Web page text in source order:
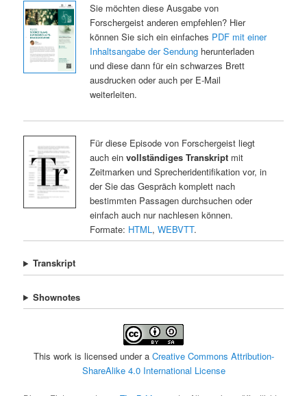
Sie möchten diese Ausgabe von
Forschergeist anderen empfehlen? Hier
können Sie sich ein einfaches PDF mit einer
Inhaltsangabe der Sendungherunterladen
und diese dann für ein schwarzes Brett
ausdrucken oder auch per E-Mail
weiterleiten.
Für diese Episode von Forschergeist liegt
auch ein vollständiges Transkriptmit
Zeitmarken und Sprecheridentifikation vor, in
der Sie das Gespräch komplett nach
bestimmten Passagen durchsuchen oder
einfach auch nur nachlesen können.
Formate: HTML , WEBVTT.
Transkript
Shownotes
This work is licensed under a Creative Commons Attribution-
ShareAlike 4.0 International License